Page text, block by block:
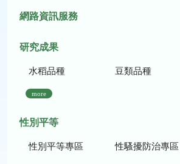
網路資訊服務
研究成果
水稻品種 豆類品種
more
性別平等
性別平等專區 性騷擾防治專區